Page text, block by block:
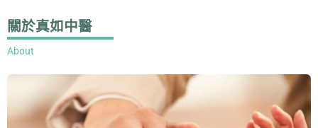
關於真如中醫
About